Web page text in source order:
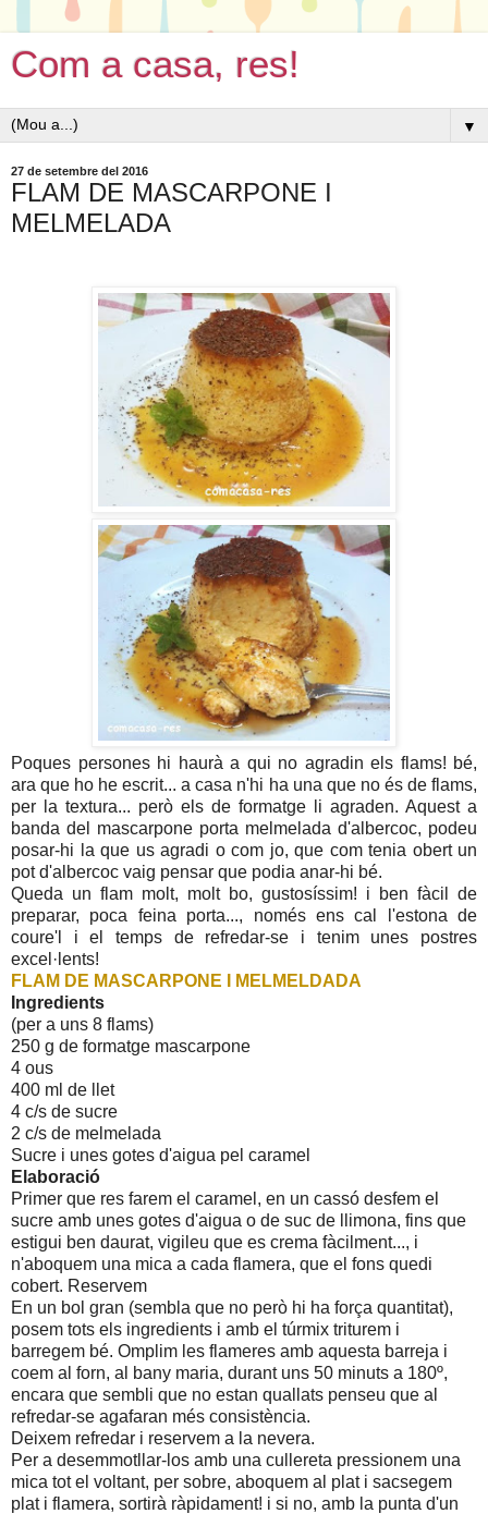
Com a casa, res!
▼
27 de setembre del 2016
FLAM DE MASCARPONE I
MELMELADA
Poques persones hi haurà a qui no agradin els flams! bé,
ara que ho he escrit... a casa n'hi ha una que no és de flams,
per la textura... però els de formatge li agraden. Aquest a
banda del mascarpone porta melmelada d'albercoc, podeu
posar-hi la que us agradi o com jo, que com tenia obert un
pot d'albercoc vaig pensar que podia anar-hi bé.
Queda un flam molt, molt bo, gustosíssim! i ben fàcil de
preparar, poca feina porta..., només ens cal l'estona de
coure'l i el temps de refredar-se i tenim unes postres
excel·lents!
FLAM DE MASCARPONE I MELMELDADA
Ingredients
(per a uns 8 flams)
250 g de formatge mascarpone
4 ous
400 ml de llet
4 c/s de sucre
2 c/s de melmelada
Sucre i unes gotes d'aigua pel caramel
Elaboració
Primer que res farem el caramel, en un cassó desfem el
sucre amb unes gotes d'aigua o de suc de llimona, fins que
estigui ben daurat, vigileu que es crema fàcilment..., i
n'aboquem una mica a cada flamera, que el fons quedi
cobert. Reservem
En un bol gran (sembla que no però hi ha força quantitat),
posem tots els ingredients i amb el túrmix triturem i
barregem bé. Omplim les flameres amb aquesta barreja i
coem al forn, al bany maria, durant uns 50 minuts a 180º,
encara que sembli que no estan quallats penseu que al
refredar-se agafaran més consistència.
Deixem refredar i reservem a la nevera.
Per a desemmotllar-los amb una cullereta pressionem una
mica tot el voltant, per sobre, aboquem al plat i sacsegem
plat i flamera, sortirà ràpidament! i si no, amb la punta d'un